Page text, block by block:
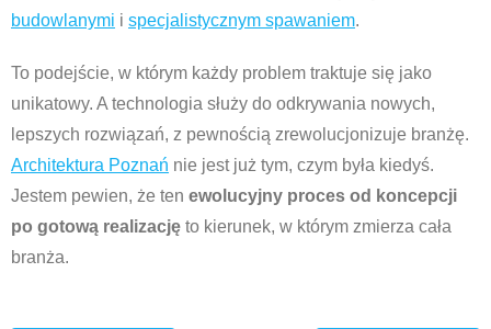
budowlanymi i specjalistycznym spawaniem.
To podejście, w którym każdy problem traktuje się jako
unikatowy. A technologia służy do odkrywania nowych,
lepszych rozwiązań, z pewnością zrewolucjonizuje branżę.
Architektura Poznań nie jest już tym, czym była kiedyś.
Jestem pewien, że ten ewolucyjny proces od koncepcji
po gotową realizację to kierunek, w którym zmierza cała
branża.